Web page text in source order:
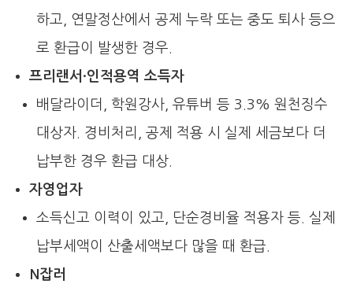
하고, 연말정산에서 공제 누락 또는 중도 퇴사 등으
로 환급이 발생한 경우.
프리랜서·인적용역 소득자
배달라이더, 학원강사, 유튜버 등 3.3% 원천징수
대상자. 경비처리, 공제 적용 시 실제 세금보다 더
납부한 경우 환급 대상.
자영업자
소득신고 이력이 있고, 단순경비율 적용자 등. 실제
납부세액이 산출세액보다 많을 때 환급.
N잡러